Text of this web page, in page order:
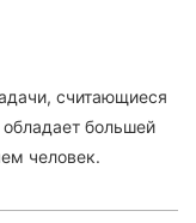
считающиеся
большей
человек.